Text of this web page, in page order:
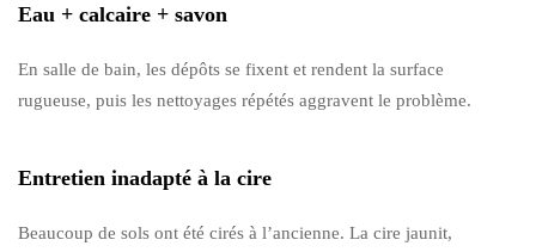
Eau + calcaire + savon
En salle de bain, les dépôts se fixent et rendent la surface
rugueuse, puis les nettoyages répétés aggravent le problème.
Entretien inadapté à la cire
Beaucoup de sols ont été cirés à l’ancienne. La cire jaunit,